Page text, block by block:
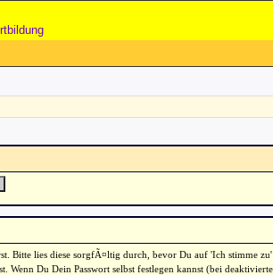
Bitte lies diese sorgfÃ¤ltig durch, bevor Du auf 'Ich
Du Dein Passwort selbst festlegen kannst (bei